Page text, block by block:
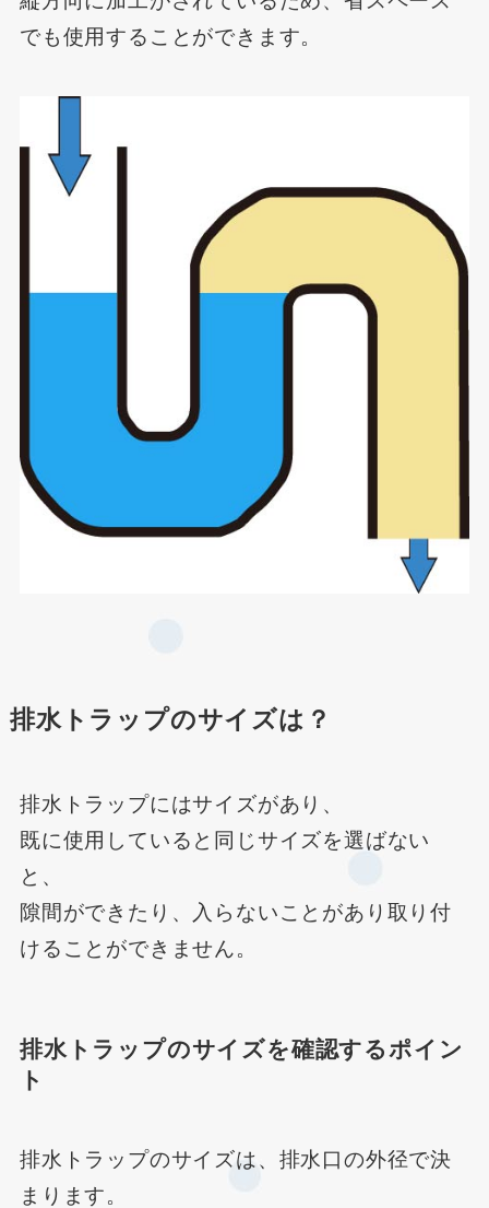
でも使用することができます。
排水トラップのサイズは？
排水トラップにはサイズがあり、
既に使用していると同じサイズを選ばない
と、
隙間ができたり、入らないことがあり取り付
けることができません。
排水トラップのサイズを確認するポイン
ト
排水トラップのサイズは、排水口の外径で決
まります。